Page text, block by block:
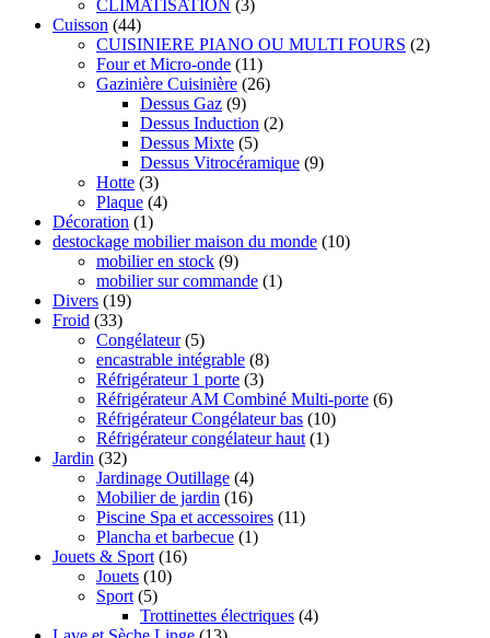
CLIMATISATION (3)
Cuisson (44)
CUISINIERE PIANO OU MULTI FOURS (2)
Four et Micro-onde (11)
Gazinière Cuisinière (26)
Dessus Gaz (9)
Dessus Induction (2)
Dessus Mixte (5)
Dessus Vitrocéramique (9)
Hotte (3)
Plaque (4)
Décoration (1)
destockage mobilier maison du monde (10)
mobilier en stock (9)
mobilier sur commande (1)
Divers (19)
Froid (33)
Congélateur (5)
encastrable intégrable (8)
Réfrigérateur 1 porte (3)
Réfrigérateur AM Combiné Multi-porte (6)
Réfrigérateur Congélateur bas (10)
Réfrigérateur congélateur haut (1)
Jardin (32)
Jardinage Outillage (4)
Mobilier de jardin (16)
Piscine Spa et accessoires (11)
Plancha et barbecue (1)
Jouets & Sport (16)
Jouets (10)
Sport (5)
Trottinettes électriques (4)